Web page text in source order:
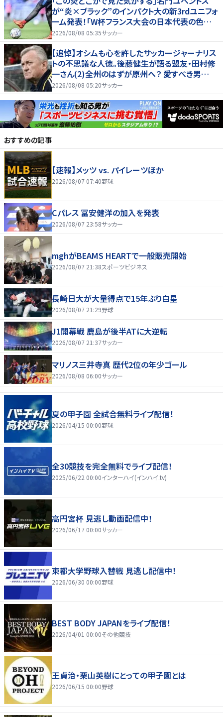
が“炎×ブラック”のインパクト大の新3rdユニフォ
ーム発表！｢W杯フランス大会の日本代表の色違
いを感じさせる｣
2026/08/08 05:35サッカー
【追悼】オシムも心を許したサッカージャーナリス
トの不思議な人徳。後藤健生が語る盟友・田村修
一さん(2)全州のはずが原州へ？ 愛すべき男
の“大迷子”伝説
2026/08/08 05:20サッカー
おすすめの記事
【速報】メッツ vs. パイレーツほか
2026/08/07 07:40野球
Cパレス 冨安健洋の加入を発表
2026/08/07 23:58サッカー
mghがBEAMS HEARTで一般販売開始
2026/08/07 21:38スポーツビジネス
長崎日大が大量得点で15年ぶり白星
2026/08/07 21:29野球
J1開幕戦 鹿島が後半ATに大逆転
2026/08/07 21:37サッカー
マリノス三井寺真 歴代2位の年少ゴール
2026/08/08 06:00サッカー
夏の甲子園 全試合無料ライブ配信！
2026/04/15 00:00野球
全30競技を完全無料でライブ配信！
2025/06/22 00:00インターハイ(インハイ.tv)
高円宮杯 見逃し動画配信中！
2026/06/17 00:00サッカー
東都大学野球入替戦 見逃し配信中！
2026/06/30 00:00野球
BEST BODY JAPANをライブ配信！
2026/04/01 00:00その他競技
王貞治・栗山英樹にとっての甲子園とは
2026/06/15 00:00野球